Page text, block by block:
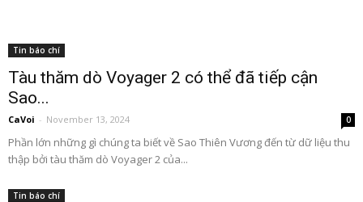
Tin báo chí
Tàu thăm dò Voyager 2 có thể đã tiếp cận
Sao...
CaVoi - November 13, 2024 0
Phần lớn những gì chúng ta biết về Sao Thiên Vương đến từ dữ liệu thu
thập bởi tàu thăm dò Voyager 2 của...
Tin báo chí